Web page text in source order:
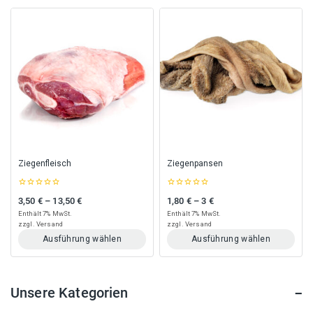
Ziegenfleisch
out
of
3,50 € – 13,50€Preisspanne: 3,50 € bis 13,50 €
Enthält 7% MwSt.
zzgl. Versand
Ausführung wählen
Dieses
mehrere
Ziegenpansen
out
of
1,80 € –3 €Preisspanne: 1,80 € bis 3 €
Enthält 7% MwSt.
zzgl. Versand
Ausführung wählen
Dieses
Unsere Kategorien